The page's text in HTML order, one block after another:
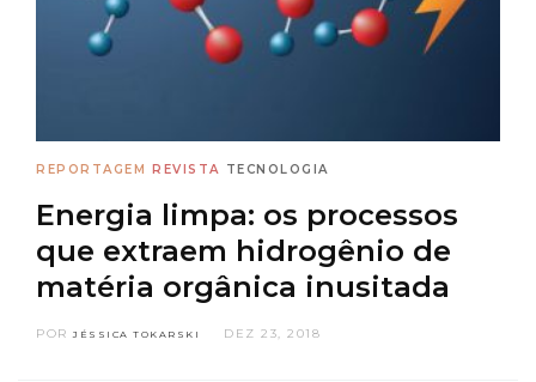
REPORTAGEM REVISTA TECNOLOGIA
Energia limpa: os processos
que extraem hidrogênio de
matéria orgânica inusitada
PORJÉSSICA TOKARSKI DEZ 23, 2018